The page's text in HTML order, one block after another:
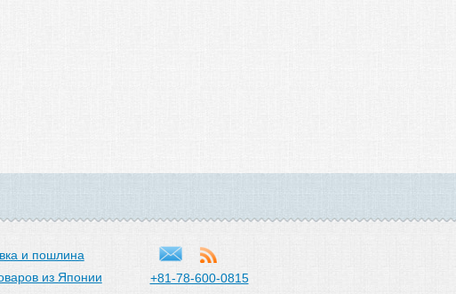
и пошлина
из Японии +81-78-600-0815